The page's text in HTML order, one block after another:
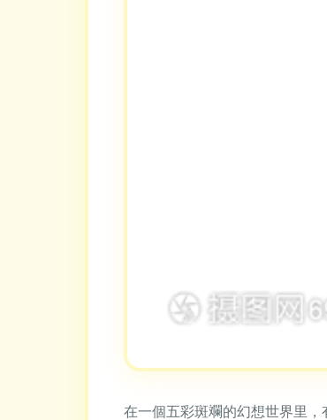
在一個五彩斑斕的幻想世界里